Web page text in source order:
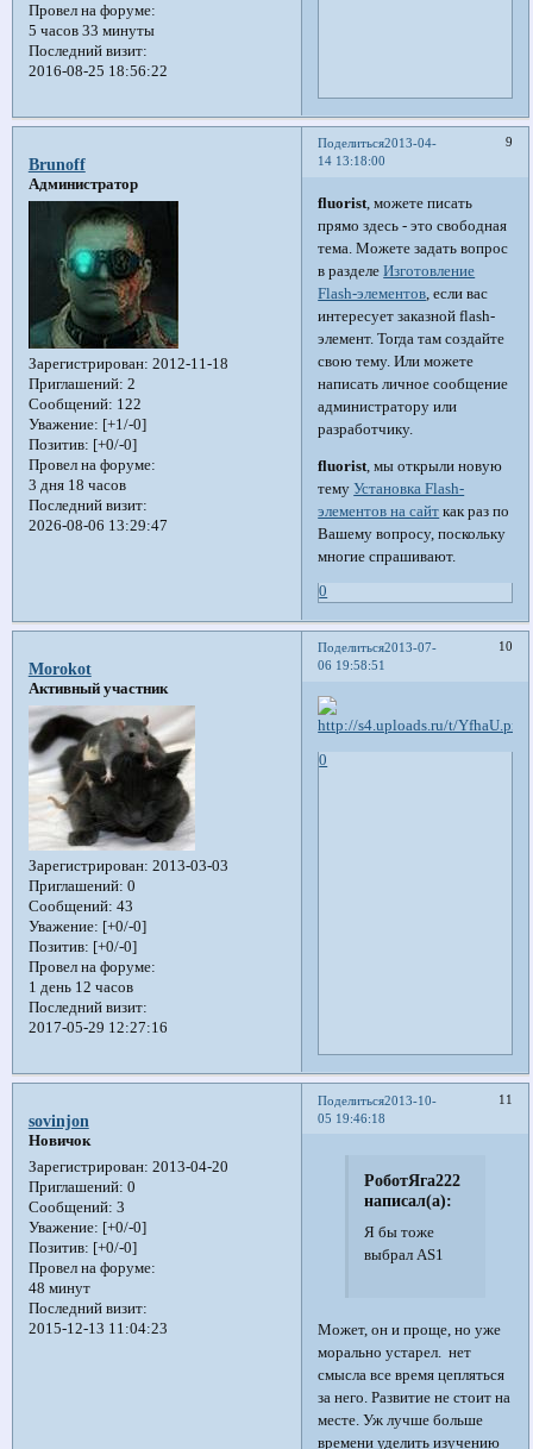
Провел на форуме:
5 часов 33 минуты
Последний визит:
2016-08-25 18:56:22
Поделиться 9
2013-04-
14 13:18:00
Brunoff
Администратор
Зарегистрирован: 2012-11-18
Приглашений: 2
Сообщений: 122
Уважение: [+1/-0]
Позитив: [+0/-0]
Провел на форуме:
3 дня 18 часов
Последний визит:
2026-08-06 13:29:47
fluorist , можете писать
прямо здесь - это свободная
тема. Можете задать вопрос
в разделеИзготовление
Flash-элементов , если вас
интересует заказной flash-
элемент. Тогда там создайте
свою тему. Или можете
написать личное сообщение
администратору или
разработчику.
fluorist, мы открыли новую
темуУстановка Flash-
элементов на сайт как раз по
Вашему вопросу, поскольку
многие спрашивают.
0
Поделиться 10
2013-07-
06 19:58:51
Morokot
Активный участник
Зарегистрирован: 2013-03-03
Приглашений: 0
Сообщений: 43
Уважение: [+0/-0]
Позитив: [+0/-0]
Провел на форуме:
1 день 12 часов
Последний визит:
2017-05-29 12:27:16
0
Поделиться 11
2013-10-
05 19:46:18
sovinjon
Новичок
Зарегистрирован: 2013-04-20
Приглашений: 0
Сообщений: 3
Уважение: [+0/-0]
Позитив: [+0/-0]
Провел на форуме:
48 минут
Последний визит:
2015-12-13 11:04:23
РоботЯга222
написал(а):
Я бы тоже
выбрал AS1
Может, он и проще, но уже
морально устарел. нет
смысла все время цепляться
за него. Развитие не стоит на
месте. Уж лучше больше
времени уделить изучению